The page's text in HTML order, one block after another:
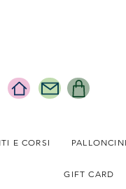
E CORSI PALLONCINI
GIFT CARD